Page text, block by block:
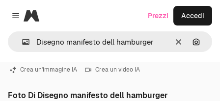
Close menu
Magnific
CancellaCerca
Prezzi Accedi
Crea un'immagine IA Crea un video IA
Foto Di Disegno manifesto dell hamburger